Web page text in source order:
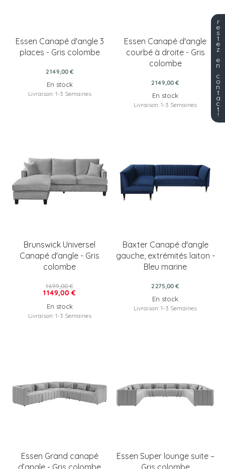
Essen Canapé d'angle 3
places - Gris colombe
2 149,00 €
En stock
Livraison: 1-3 Semaines
Essen Canapé d'angle
courbé à droite - Gris
colombe
2 149,00 €
En stock
Livraison: 1-3 Semaines
Brunswick Universel
Canapé d'angle - Gris
colombe
1 149,00 €
1 699,00 €
En stock
Livraison: 1-3 Semaines
Baxter Canapé d'angle
gauche, extrémités laiton -
Bleu marine
2 275,00 €
En stock
Livraison: 1-3 Semaines
Essen Grand canapé
d’angle - Gris colombe
Essen Super lounge suite –
Gris colombe
r
e
s
t
e
z
e
n
c
o
n
t
a
c
t
!